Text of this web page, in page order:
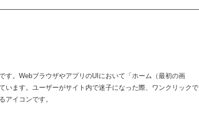
。WebブラウザやアプリのUIにおいて「ホーム（最初の画
ます。ユーザーがサイト内で迷子になった際、ワンクリックで
アイコンです。